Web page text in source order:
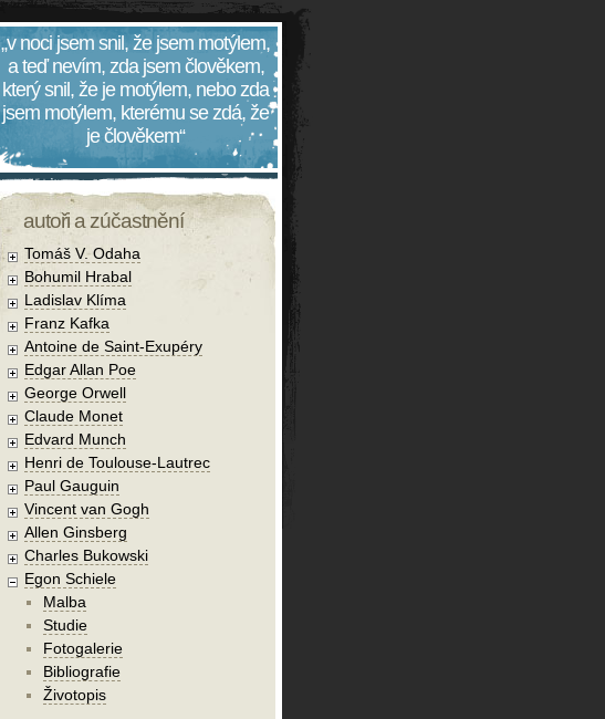
„v noci jsem snil, že jsem motýlem,
a teď nevím, zda jsem člověkem,
který snil, že je motýlem, nebo zda
jsem motýlem, kterému se zdá, že
je člověkem“
autoři a zúčastnění
Tomáš V. Odaha
Bohumil Hrabal
Ladislav Klíma
Franz Kafka
Antoine de Saint-Exupéry
Edgar Allan Poe
George Orwell
Claude Monet
Edvard Munch
Henri de Toulouse-Lautrec
Paul Gauguin
Vincent van Gogh
Allen Ginsberg
Charles Bukowski
Egon Schiele
Malba
Studie
Fotogalerie
Bibliografie
Životopis